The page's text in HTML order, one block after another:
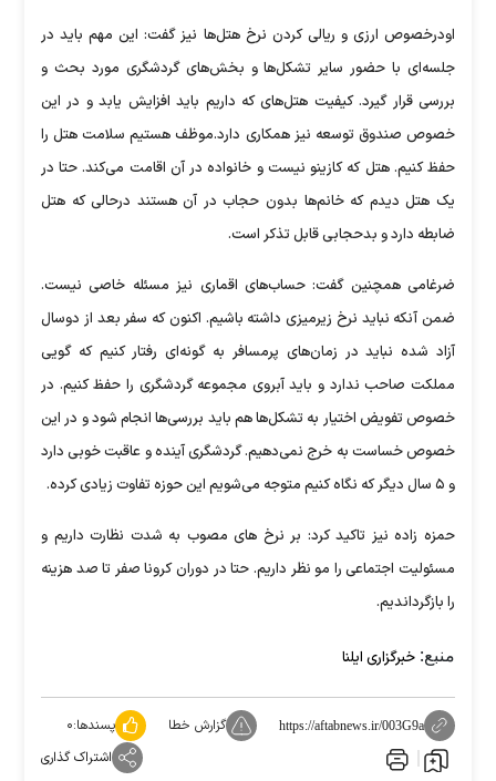
اودرخصوص ارزی و ریالی کردن نرخ هتل‌ها نیز گفت: این مهم باید در
جلسه‌ای با حضور سایر تشکل‌ها و بخش‌های گردشگری مورد بحث و
بررسی قرار گیرد. کیفیت هتل‌های که داریم باید افزایش یابد و در این
خصوص صندوق توسعه نیز همکاری دارد.موظف هستیم سلامت هتل را
حفظ کنیم. هتل که کازینو نیست و خانواده در آن اقامت می‌کند. حتا در
یک هتل دیدم که خانم‌ها بدون حجاب در آن هستند درحالی که هتل
ضابطه دارد و بدحجابی قابل تذکر است.
ضرغامی همچنین گفت: حساب‌های اقماری نیز مسئله خاصی نیست.
ضمن آنکه نباید نرخ زیرمیزی داشته باشیم‌. اکنون که سفر بعد از دوسال
آزاد شده نباید در زمان‌های پرمسافر به گونه‌ای رفتار کنیم که گویی
مملکت صاحب ندارد و باید آبروی مجموعه گردشگری را حفظ کنیم. در
خصوص تفویض اختیار به تشکل‌ها هم باید بررسی‌ها انجام شود و در این
خصوص خساست به خرج نمی‌دهیم. گردشگری آینده و عاقبت خوبی دارد
و ۵ سال دیگر که نگاه کنیم متوجه می‌شویم این حوزه تفاوت زیادی کرده.
حمزه زاده نیز تاکید کرد: بر نرخ های مصوب به شدت نظارت داریم و
مسئولیت اجتماعی را مو نظر داریم. حتا در دوران کرونا صفر تا صد هزینه
را بازگرداندیم.
منبع: خبرگزاری ایلنا
https://aftabnews.ir/003G9a گزارش خطا پسندها:۰
اشتراک گذاری